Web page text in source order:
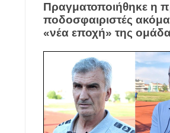
Πραγματοποιήθηκε η
ποδοσφαιριστές
«νέα εποχή» της